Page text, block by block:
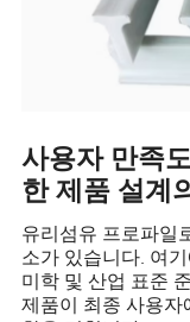
사용자 만족
한 제품 설계
유리섬유 프로파일
소가 있습니다. 여
미학 및 산업 표준
제품이 최종 사용